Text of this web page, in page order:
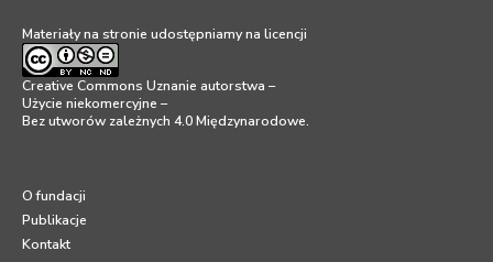
Materiały na stronie udostępniamy na licencji
Creative Commons Uznanie autorstwa –
Użycie niekomercyjne –
Bez utworów zależnych 4.0 Międzynarodowe.
O fundacji
Publikacje
Kontakt